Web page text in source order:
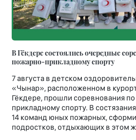
В Гёкдере состоялись очередные
пожарно-прикладному спорту
7 августа в детском
«Чынар», расположенном в
Гёкдере, прошли соревнования
прикладному спорту. В
14 команд юных пожарных,
подростков, отдыхающих в этом